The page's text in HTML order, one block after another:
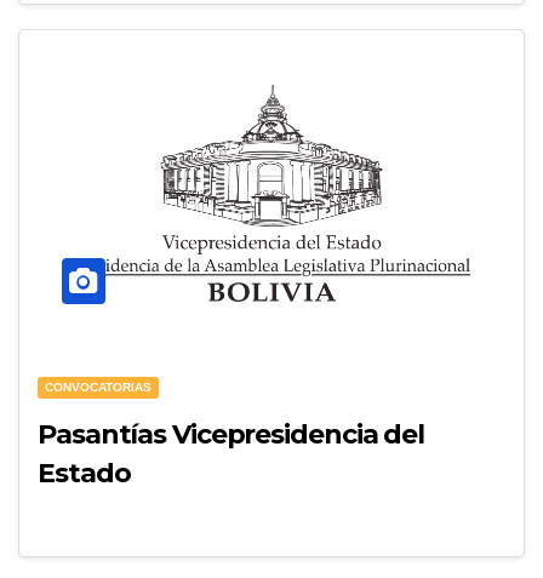
CONVOCATORIAS
Pasantías Vicepresidencia del
Estado